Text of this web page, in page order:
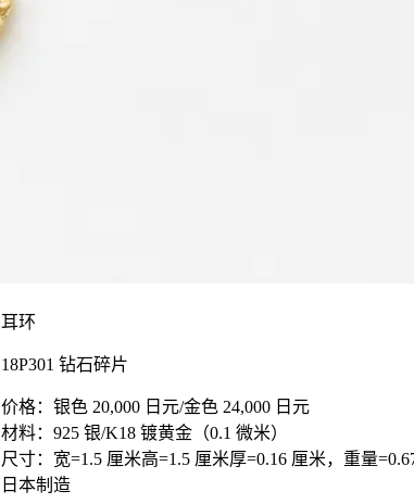
耳环
18P301 钻石碎片
价格：银色 20,000 日元/金色 24,000 日元
材料：925 银/K18 镀黄金（0.1 微米）
尺寸：宽=1.5 厘米高=1.5 厘米厚=0.16 厘米，重量
日本制造